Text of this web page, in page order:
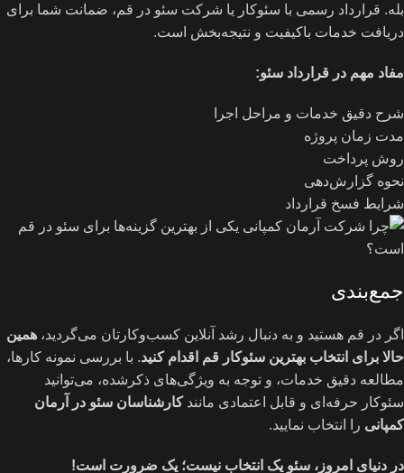
بله. قرارداد رسمی با سئوکار یا شرکت سئو در قم، ضمانت شما برای
دریافت خدمات باکیفیت و نتیجه‌بخش است.
مفاد مهم در قرارداد سئو:
شرح دقیق خدمات و مراحل اجرا
مدت زمان پروژه
روش پرداخت
نحوه گزارش‌دهی
شرایط فسخ قرارداد
جمع‌بندی
اگر در قم هستید و به دنبال رشد آنلاین کسب‌وکارتان می‌گردید، همین
حالا برای انتخاب بهترین سئوکار قم اقدام کنید. با بررسی نمونه کارها،
مطالعه دقیق خدمات، و توجه به ویژگی‌های ذکرشده، می‌توانید
سئوکار حرفه‌ای و قابل اعتمادی مانندکارشناسان سئو در آرمان
کمپانی را انتخاب نمایید.
در دنیای امروز، سئو یک انتخاب نیست؛ یک ضرورت است!